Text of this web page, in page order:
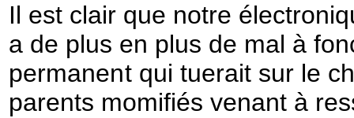
Il est clair que notre
a de plus en plus de mal à
permanent qui tuerait sur le
parents momifiés venant à